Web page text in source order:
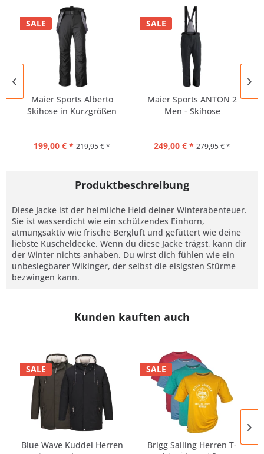
SALE
Maier Sports Alberto
Skihose in Kurzgrößen
199,00 € * 219,95 € *
SALE
Maier Sports ANTON 2
Men - Skihose
249,00 € * 279,95 € *
Produktbeschreibung
Diese Jacke ist der heimliche Held deiner Winterabenteuer.
Sie ist wasserdicht wie ein schützendes Einhorn,
atmungsaktiv wie frische Bergluft und gefüttert wie deine
liebste Kuscheldecke. Wenn du diese Jacke trägst, kann dir
der Winter nichts anhaben. Du wirst dich fühlen wie ein
unbesiegbarer Wikinger, der selbst die eisigsten Stürme
bezwingen kann.
Kunden kauften auch
SALE
Blue Wave Kuddel Herren
SALE
Brigg Sailing Herren T-